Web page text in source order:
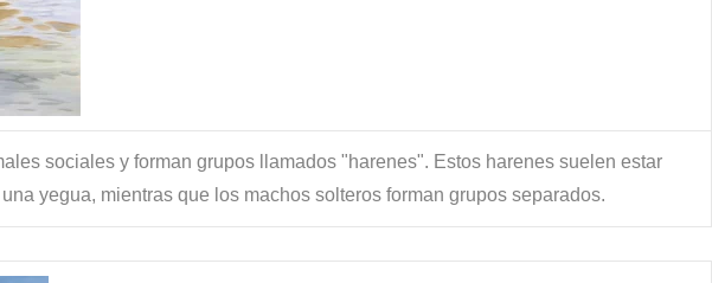
sociales y forman grupos llamados "harenes". Estos harenes suelen estar
una yegua, mientras que los machos solteros forman grupos separados.